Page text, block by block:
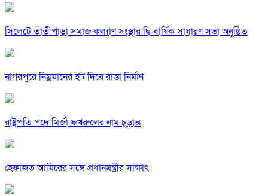
সিলেটে তাঁতীপাড়া সমাজ কল্যাণ সংস্থার দ্বি-বার্ষিক সাধারণ সভা অনুষ্ঠিত
নাগরপুরে নিম্নমানের ইট দিয়ে রাস্তা নির্মাণ
রাষ্ট্রপতি পদে মির্জা ফখরুলের নাম চূড়ান্ত
হেফাজত আমিরের সঙ্গে প্রধানমন্ত্রীর সাক্ষাৎ